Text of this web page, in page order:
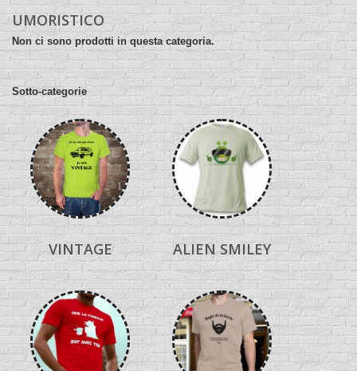
UMORISTICO
Non ci sono prodotti in questa categoria.
Sotto-categorie
VINTAGE ALIEN SMILEY